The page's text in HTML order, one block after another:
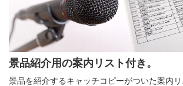
景品紹介用の案内リスト付き。
景品を紹介するキャッチコピーがついた案内